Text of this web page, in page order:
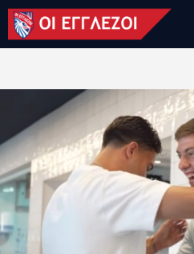
LONDON CALLING
ΚΑΤΗΓΟΡΙΕΣ
ΒΑΘΜΟΛΟΓΙΕΣ
ΟΜΑΔΕΣ
ΠΟΙΟΙ ΕΙΜΑΣΤΕ